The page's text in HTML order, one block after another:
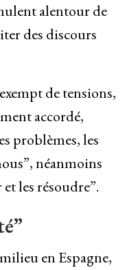
alentour de
des discours
de tensions,
accordé,
problèmes, les
néanmoins
les résoudre”.
en Espagne,